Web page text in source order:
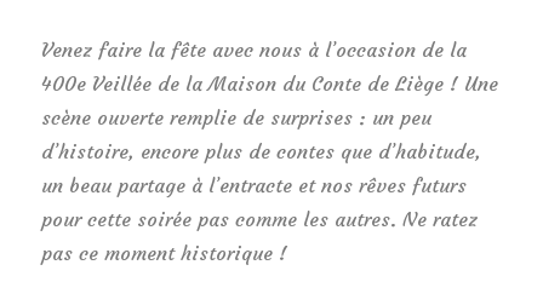
Venez faire la fête avec nous à l’occasion de la
400e Veillée de la Maison du Conte de Liège ! Une
scène ouverte remplie de surprises : un peu
d’histoire, encore plus de contes que d’habitude,
un beau partage à l’entracte et nos rêves futurs
pour cette soirée pas comme les autres. Ne ratez
pas ce moment historique !